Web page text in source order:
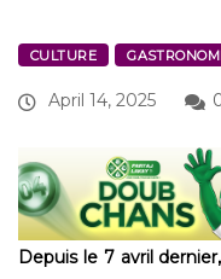
CULTURE
April 14, 2025
Depuis le 7 avril